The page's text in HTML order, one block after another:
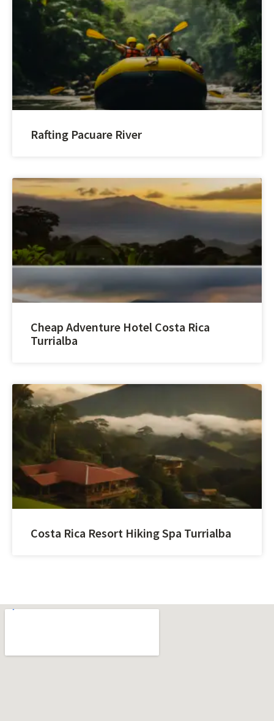
Rafting Pacuare River
Cheap Adventure Hotel Costa Rica
Turrialba
Costa Rica Resort Hiking Spa Turrialba